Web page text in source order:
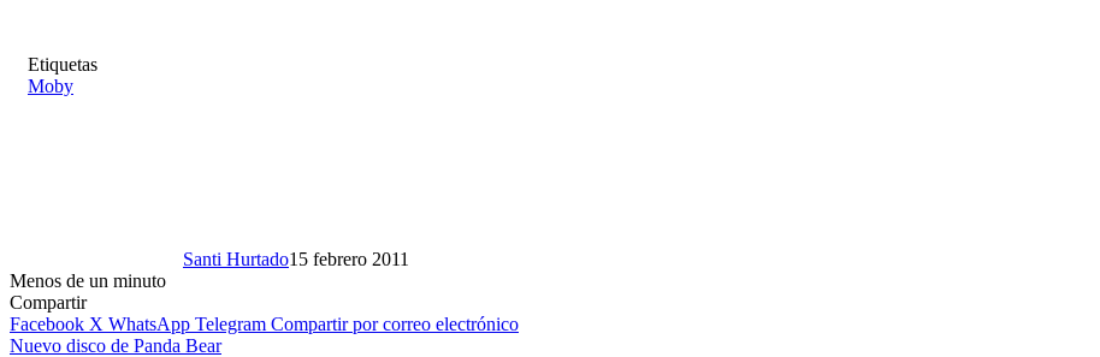
Etiquetas
Moby
Santi Hurtado15 febrero 2011
Menos de un minuto
Compartir
Facebook X WhatsApp Telegram Compartir por correo electrónico
Nuevo disco de Panda Bear